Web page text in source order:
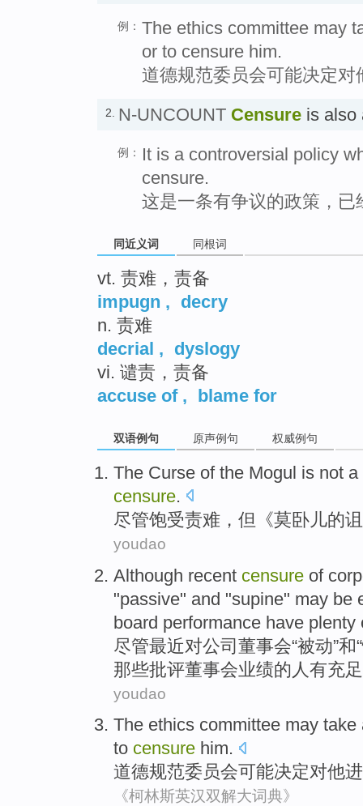
例： The ethics committee may
or to censure him.
道德规范委员会可能决定对
2. N-UNCOUNT Censure is also
例：
It is a controversial policy
censure.
这是一条有争议的政策，已
同近义词 同根词
vt. 责难，责备
impugn , decry
n. 责难
decrial , dyslogy
vi. 谴责，责备
accuse of, blame for
双语例句 原声例句 权威例句
The Curse ofthe Mogul is not a
censure.
尽管饱受责难 ，但《莫卧 儿的
youdao
Although recent censure of
"passive" and "supine" may be
board performance have plenty
尽管最近对公司 董事会“被动”和“
那些批评董事会业绩的人 有充足
youdao
The ethics committee may
to censure him.
道德规范委员会可能决定对他
《柯林斯英汉双解大词典》